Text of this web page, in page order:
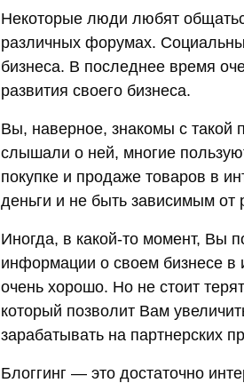
Некоторые люди любят
различных форумах.
бизнеса. В последнее время
развития своего бизнеса.
Вы, наверное, знакомы с такой
слышали о ней, многие
покупке и продаже товаров в
деньги и не быть зависимым от
Иногда, в какой-то момент, Вы
информации о своем бизнесе в
очень хорошо. Но не стоит
который позволит Вам
зарабатывать на партнерских
Блоггинг — это достаточно